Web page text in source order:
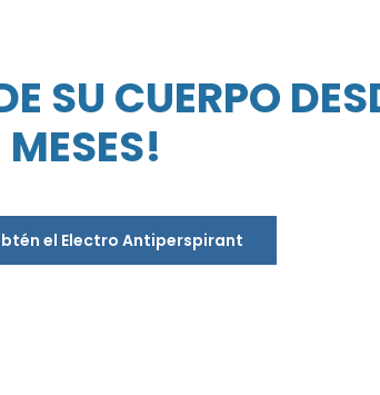
SU CUERPO
el Electro Antiperspirant